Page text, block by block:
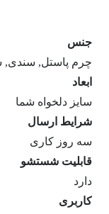
جنس
چرم پاستل, سندی,
ابعاد
سایز دلخواه شما
شرایط ارسال
سه روز کاری
قابلیت شستشو
دارد
کاربری